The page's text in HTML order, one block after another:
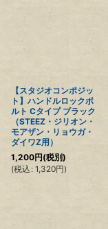
【スタジオコンポジッ
ト】ハンドルロックボ
ルト Cタイプ ブラック
（STEEZ・ジリオン・
モアザン・リョウガ・
ダイワZ用）
1,200円(税別)
(税込 : 1,320円)